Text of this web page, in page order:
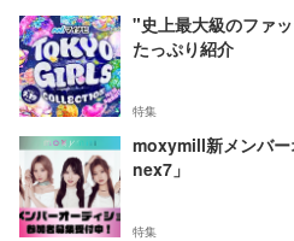
"史上最大級のファ
たっぷり紹介
特集
moxymill新メンバ
nex7」
特集